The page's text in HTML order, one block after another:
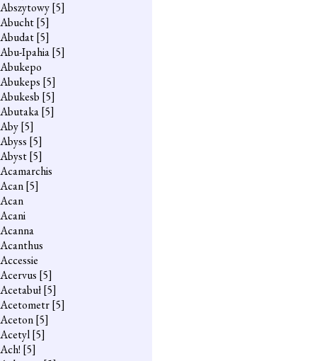
Abszytowy[5]
Abucht[5]
Abudat[5]
Abu-Ipahia[5]
Abukepo
Abukeps [5]
Abukesb [5]
Abutaka[5]
Aby[5]
Abyss [5]
Abyst[5]
Acamarchis
Acan[5]
Acan
Acani
Acanna
Acanthus
Accessie
Acervus [5]
Acetabuł[5]
Acetometr[5]
Aceton[5]
Acetyl[5]
Ach! [5]